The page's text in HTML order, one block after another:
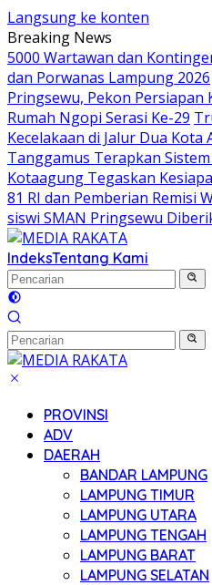
Langsung ke konten
Breaking News
5000 Wartawan dan
dan Porwanas Lampung 2026
Pringsewu, Pekon
Rumah Ngopi Serasi Ke-29
Kecelakaan di Jalur Dua
Tanggamus Terapkan
Kotaagung Tegaskan
81 RI dan Pemberian Remisi
siswi SMAN Pringsewu
IndeksTentang Kami
PROVINSI
ADV
DAERAH
BANDAR LAMPUNG
LAMPUNG TIMUR
LAMPUNG UTARA
LAMPUNG TENGAH
LAMPUNG BARAT
LAMPUNG SELATAN